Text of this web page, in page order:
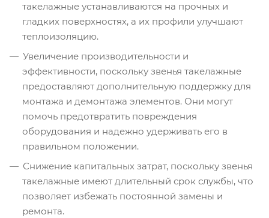
такелажные устанавливаются на прочных и
гладких поверхностях, а их профили улучшают
теплоизоляцию.
Увеличение производительности и
эффективности, поскольку звенья такелажные
предоставляют дополнительную поддержку для
монтажа и демонтажа элементов. Они могут
помочь предотвратить повреждения
оборудования и надежно удерживать его в
правильном положении.
Снижение капитальных затрат, поскольку звенья
такелажные имеют длительный срок службы, что
позволяет избежать постоянной замены и
ремонта.